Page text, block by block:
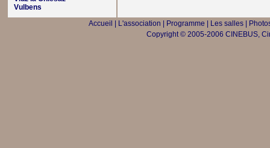
Vulbens
Accueil L'association Programme Les salles|
Copyright © 2005-2006 CINEBUS,